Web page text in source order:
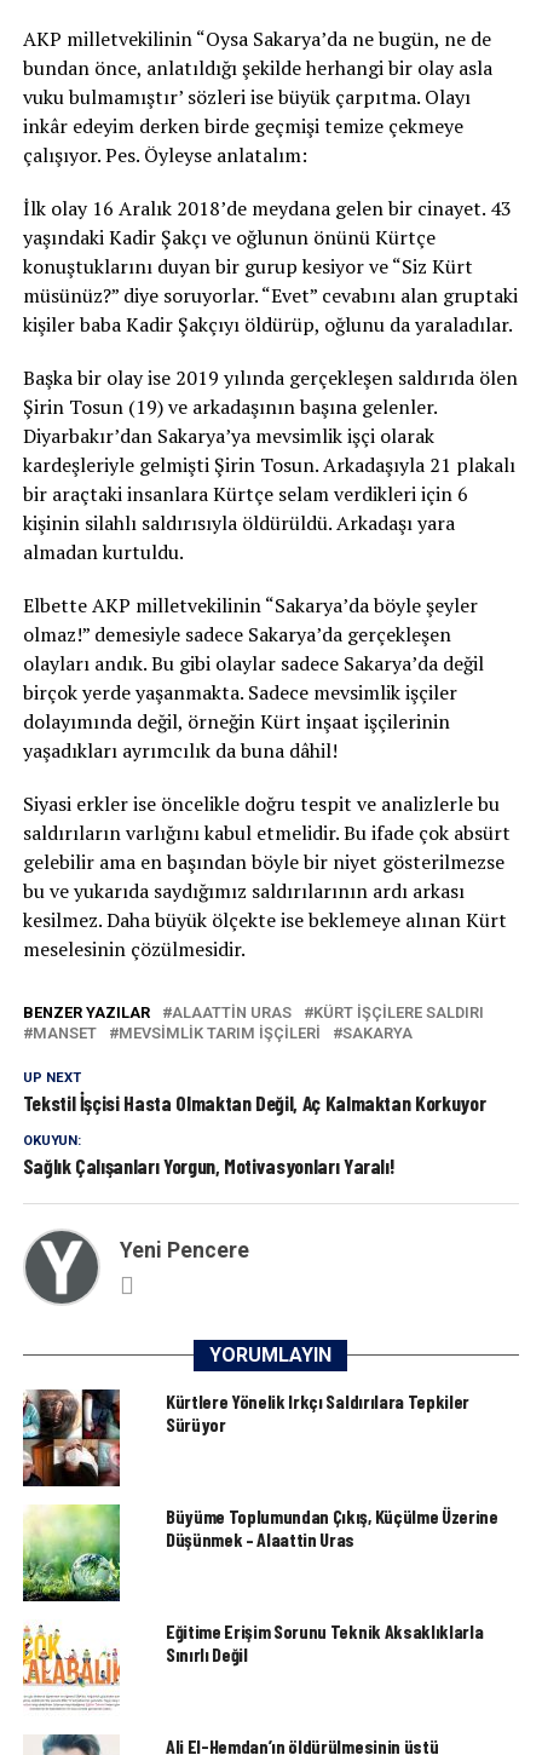
AKP milletvekilinin “Oysa Sakarya’da ne bugün, ne de
bundan önce, anlatıldığı şekilde herhangi bir olay asla
vuku bulmamıştır’ sözleri ise büyük çarpıtma. Olayı
inkâr edeyim derken birde geçmişi temize çekmeye
çalışıyor. Pes. Öyleyse anlatalım:
İlk olay 16 Aralık 2018’de meydana gelen bir cinayet. 43
yaşındaki Kadir Şakçı ve oğlunun önünü Kürtçe
konuştuklarını duyan bir gurup kesiyor ve “Siz Kürt
müsünüz?” diye soruyorlar. “Evet” cevabını alan gruptaki
kişiler baba Kadir Şakçıyı öldürüp, oğlunu da yaraladılar.
Başka bir olay ise 2019 yılında gerçekleşen saldırıda ölen
Şirin Tosun (19) ve arkadaşının başına gelenler.
Diyarbakır’dan Sakarya’ya mevsimlik işçi olarak
kardeşleriyle gelmişti Şirin Tosun. Arkadaşıyla 21 plakalı
bir araçtaki insanlara Kürtçe selam verdikleri için 6
kişinin silahlı saldırısıyla öldürüldü. Arkadaşı yara
almadan kurtuldu.
Elbette AKP milletvekilinin “Sakarya’da böyle şeyler
olmaz!” demesiyle sadece Sakarya’da gerçekleşen
olayları andık. Bu gibi olaylar sadece Sakarya’da değil
birçok yerde yaşanmakta. Sadece mevsimlik işçiler
dolayımında değil, örneğin Kürt inşaat işçilerinin
yaşadıkları ayrımcılık da buna dâhil!
Siyasi erkler ise öncelikle doğru tespit ve analizlerle bu
saldırıların varlığını kabul etmelidir. Bu ifade çok absürt
gelebilir ama en başından böyle bir niyet gösterilmezse
bu ve yukarıda saydığımız saldırılarının ardı arkası
kesilmez. Daha büyük ölçekte ise beklemeye alınan Kürt
meselesinin çözülmesidir.
BENZER YAZILAR ALAATTIN URAS
KÜRT IŞÇILERE SALDIRI
MANSET
MEVSIMLIK TARIM IŞÇILERI SAKARYA
UP NEXT
Tekstil İşçisi Hasta Olmaktan Değil, Aç Kalmaktan Korkuyor
OKUYUN:
Sağlık Çalışanları Yorgun, Motivasyonları Yaralı!
Yeni Pencere
YORUMLAYIN
Kürtlere Yönelik Irkçı Saldırılara Tepkiler
Sürüyor
Büyüme Toplumundan Çıkış, Küçülme Üzerine
Düşünmek – Alaattin Uras
Eğitime Erişim Sorunu Teknik Aksaklıklarla
Sınırlı Değil
Ali El-Hemdan’ın öldürülmesinin üstü